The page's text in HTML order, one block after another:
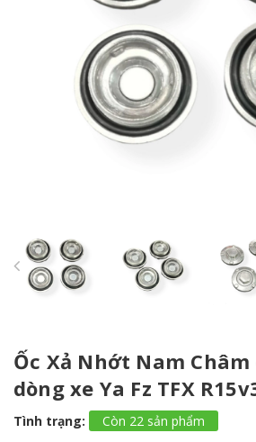
Ốc Xả Nhớt Nam Châm
dòng xe Ya Fz TFX
Tình trạng: Còn 22 sản phẩm